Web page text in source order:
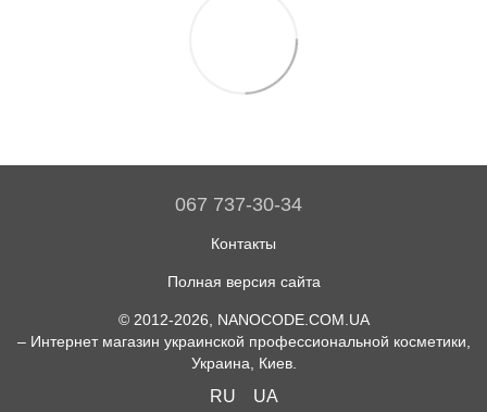
067 737-30-34
Контакты
Полная версия сайта
© 2012-2026, NANOCODE.COM.UA
– Интернет магазин украинской профессиональной косметики,
Украина, Киев.
RU UA